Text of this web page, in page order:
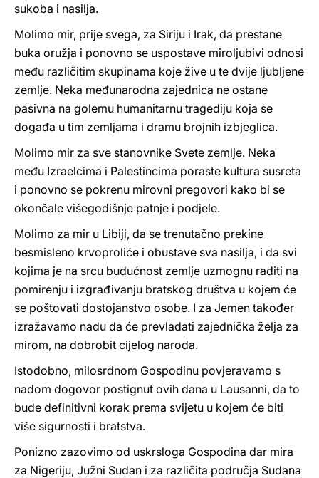
sukoba i nasilja.
Molimo mir, prije svega, za Siriju i Irak, da prestane
buka oružja i ponovno se uspostave miroljubivi odnosi
među različitim skupinama koje žive u te dvije ljubljene
zemlje. Neka međunarodna zajednica ne ostane
pasivna na golemu humanitarnu tragediju koja se
događa u tim zemljama i dramu brojnih izbjeglica.
Molimo mir za sve stanovnike Svete zemlje. Neka
među Izraelcima i Palestincima poraste kultura susreta
i ponovno se pokrenu mirovni pregovori kako bi se
okončale višegodišnje patnje i podjele.
Molimo za mir u Libiji, da se trenutačno prekine
besmisleno krvoproliće i obustave sva nasilja, i da svi
kojima je na srcu budućnost zemlje uzmognu raditi na
pomirenju i izgrađivanju bratskog društva u kojem će
se poštovati dostojanstvo osobe. I za Jemen također
izražavamo nadu da će prevladati zajednička želja za
mirom, na dobrobit cijelog naroda.
Istodobno, milosrdnom Gospodinu povjeravamo s
nadom dogovor postignut ovih dana u Lausanni, da to
bude definitivni korak prema svijetu u kojem će biti
više sigurnosti i bratstva.
Ponizno zazovimo od uskrsloga Gospodina dar mira
za Nigeriju, Južni Sudan i za različita područja Sudana